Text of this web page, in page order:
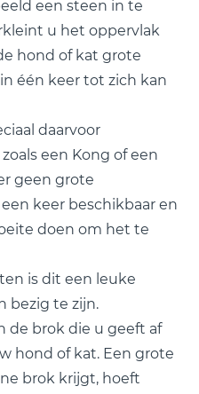
een steen in te
u het oppervlak
hond of kat grote
één keer tot zich kan
daarvoor
een Kong of een
geen grote
keer beschikbaar en
doen om het te
is dit een leuke
bezig te zijn.
de brok die u geeft af
hond of kat. Een grote
brok krijgt, hoeft